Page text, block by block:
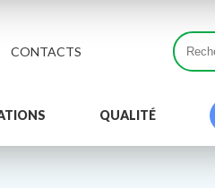
CONTACTS
QUALITÉ